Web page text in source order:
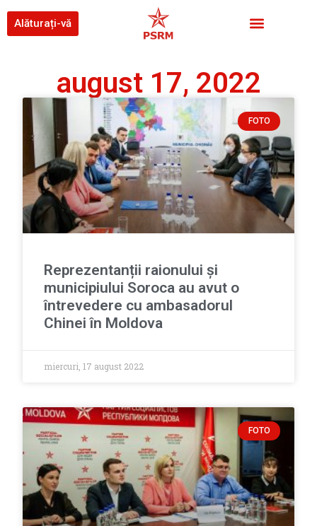
Alăturați-vă
august 17, 2022
FOTO
Reprezentanții raionului și
municipiului Soroca au avut o
întrevedere cu ambasadorul
Chinei în Moldova
miercuri, 17 august 2022
FOTO